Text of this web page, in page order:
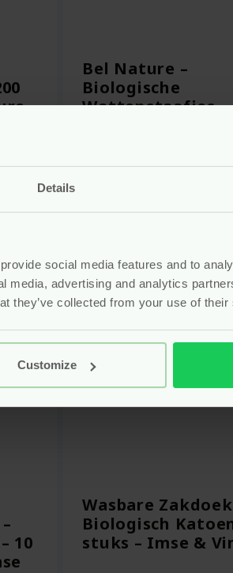
Details
social media features and to
media, advertising and analytics
they’ve collected from your use of
Customize
Bel Nature –
Biologische
Wattenstaafjes
Bekijken
10
Wasbare
Biologisch
stuks – Imse &